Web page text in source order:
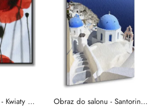
Kwiaty -
Obraz do salonu - Santorini -